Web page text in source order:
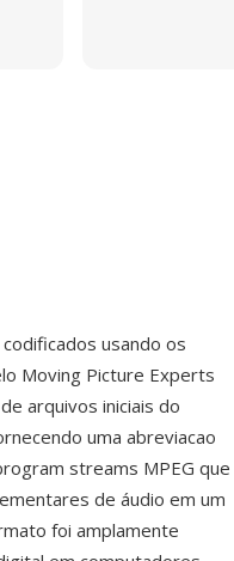
usando os
Moving Picture Experts
arquivos iniciais do
uma abreviacao
streams MPEG que
de áudio em um
foi amplamente